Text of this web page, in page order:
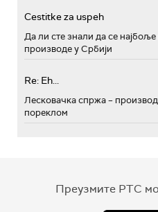
Cestitke za uspeh
Да ли сте знали да се
производе у Србији
Re: Eh...
Лесковачка спржа –
пореклом
Преузмите РТС